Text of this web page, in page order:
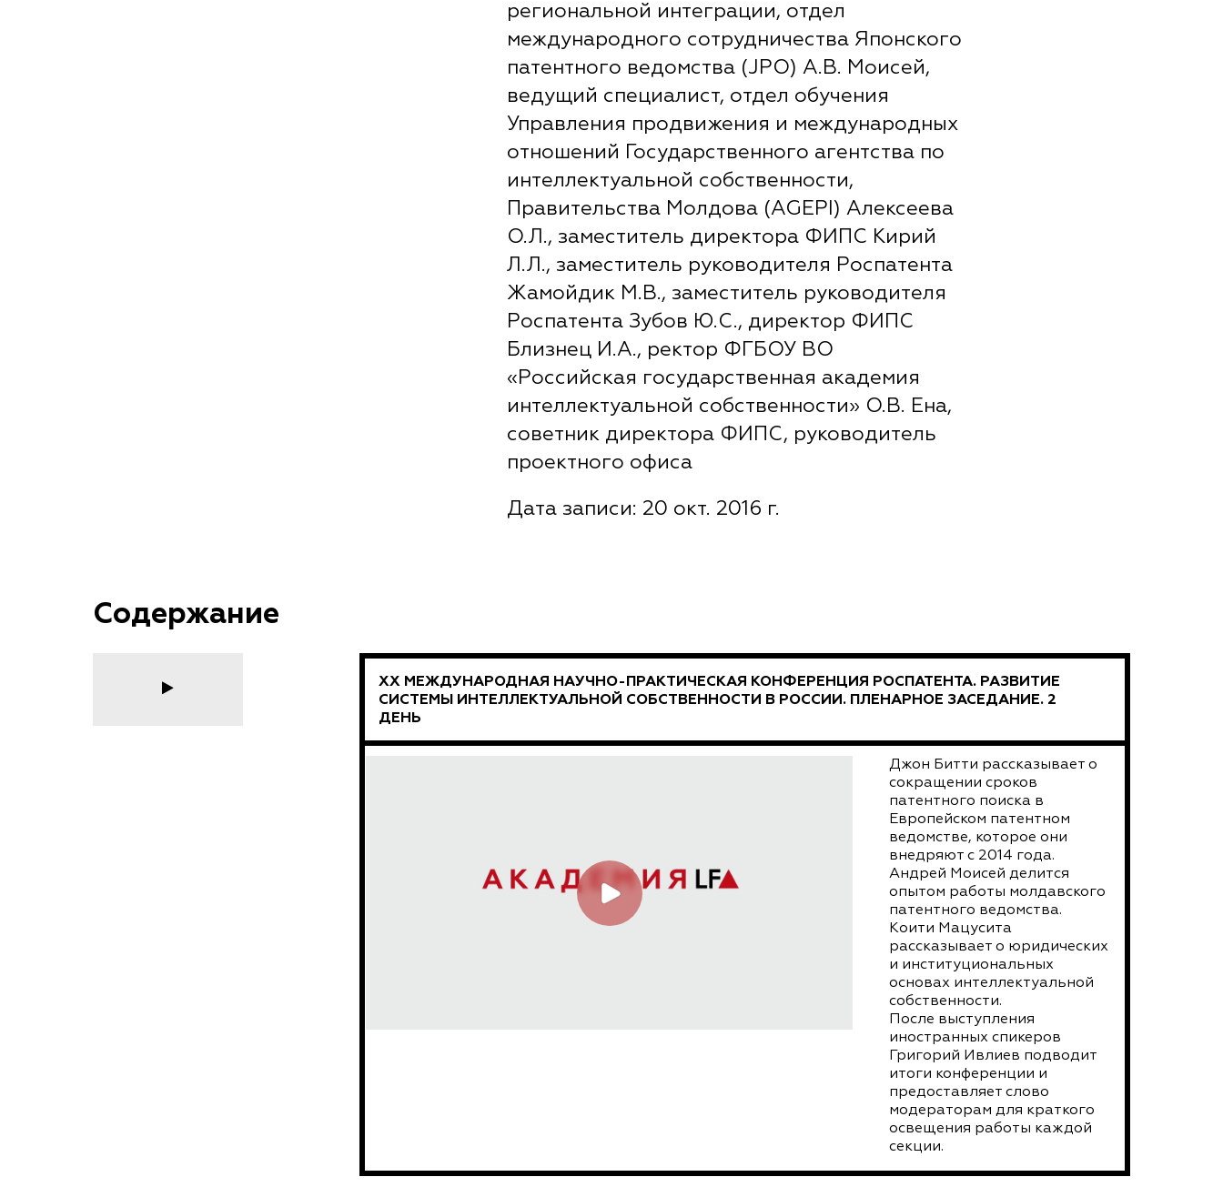
региональной интеграции, отдел
международного сотрудничества Японского
патентного ведомства (JPO) А.В. Моисей,
ведущий специалист, отдел обучения
Управления продвижения и международных
отношений Государственного агентства по
интеллектуальной собственности,
Правительства Молдова (AGEPI) Алексеева
О.Л., заместитель директора ФИПС Кирий
Л.Л., заместитель руководителя Роспатента
Жамойдик М.В., заместитель руководителя
Роспатента Зубов Ю.С., директор ФИПС
Близнец И.А., ректор ФГБОУ ВО
«Российская государственная академия
интеллектуальной собственности» О.В. Ена,
советник директора ФИПС, руководитель
проектного офиса
Дата записи: 20 окт. 2016 г.
Содержание
XX МЕЖДУНАРОДНАЯ НАУЧНО-ПРАКТИЧЕСКАЯ КОНФЕРЕНЦИЯ РОСПАТЕНТА. РАЗВИТИЕ
СИСТЕМЫ ИНТЕЛЛЕКТУАЛЬНОЙ СОБСТВЕННОСТИ В РОССИИ. ПЛЕНАРНОЕ ЗАСЕДАНИЕ. 2
ДЕНЬ
Джон Битти рассказывает о
сокращении сроков
патентного поиска в
Европейском патентном
ведомстве, которое они
внедряют с 2014 года.
Андрей Моисей делится
опытом работы молдавского
патентного ведомства.
Коити Мацусита
рассказывает о юридических
и институциональных
основах интеллектуальной
собственности.
После выступления
иностранных спикеров
Григорий Ивлиев подводит
итоги конференции и
предоставляет слово
модераторам для краткого
освещения работы каждой
секции.